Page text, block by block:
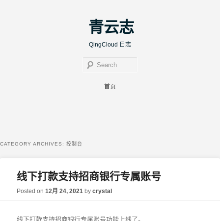
青云志
QingCloud 日志
Skip to primary content
Skip to secondary content
首页
CATEGORY ARCHIVES: 控制台
线下打款支持招商银行专属账号
Posted on12月 24, 2021 bycrystal
线下打款支持招商银行专属账号功能上线了。